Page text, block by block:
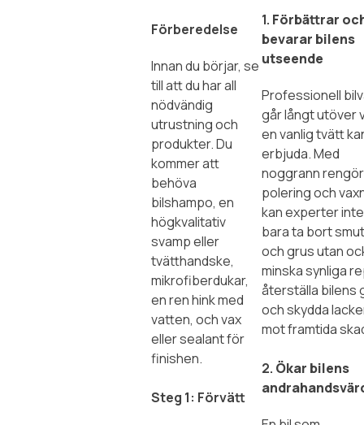
Förberedelse
Innan du börjar, se
till att du har all
nödvändig
utrustning och
produkter. Du
kommer att
behöva
bilshampo, en
högkvalitativ
svamp eller
tvätthandske,
mikrofiberdukar,
en ren hink med
vatten, och vax
eller sealant för
finishen.
Steg 1: Förvätt
1. Förbättrar
bevarar bilens
utseende
Professionell
går långt utöver
en vanlig tvätt
erbjuda. Med
noggrann
polering och
kan experter inte
bara ta bort
och grus utan
minska synliga
återställa bilens
och skydda
mot framtida
2. Ökar bilens